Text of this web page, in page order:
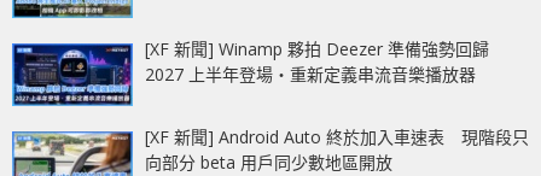
[XF 新聞] Winamp 夥拍 Deezer 準備強勢回歸
2027 上半年登場‧重新定義串流音樂播放器
[XF 新聞] Android Auto 終於加入車速表 現階段只
向部分 beta 用戶同少數地區開放